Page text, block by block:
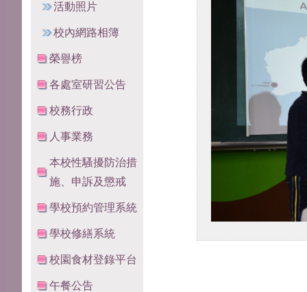
活動照片
校內網路相簿
榮譽榜
各處室研習公告
校務行政
人事業務
本校性騷擾防治措
施、申訴及懲戒
學校預約管理系統
學校修繕系統
校園食材登錄平台
午餐公告